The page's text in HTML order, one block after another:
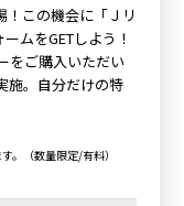
！この機会に「Ｊリ
ムをGETしよう！
をご購入いただい
施。自分だけの特
。（数量限定/有料）